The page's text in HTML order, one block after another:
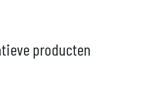
producten